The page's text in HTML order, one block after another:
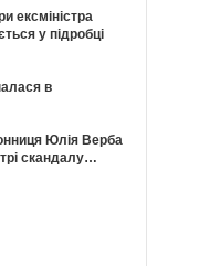
ексміністра
у підробці
в
Юлія Верба
скандалу…